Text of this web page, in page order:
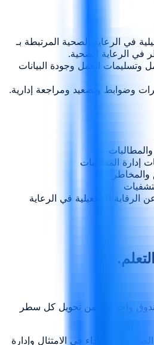
في الرعاية الصحية المرتبطة بـ
في الرعاية الصحية.
العمل وجودة البيانات
وضوابط وتصعيد ومراجعة إدارية.
إدارة المطالبات
والمخاطر
الرقابة التشغيلية في الرعاية
واحد بدلاً من تحويل كل سطر
الصحية وأثر الأداء في الامتثال وإدارة